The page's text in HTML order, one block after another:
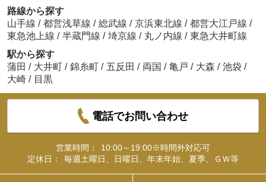
路線から探す
山手線 / 都営浅草線 / 総武線 / 京浜東北線 / 都営大江戸線 /
東急池上線 / 半蔵門線 / 埼京線 / 丸ノ内線 / 東急大井町線
駅から探す
蒲田 / 大井町 / 錦糸町 / 五反田 / 両国 / 亀戸 / 大森 / 池袋 /
大崎 / 目黒
電話でお問い合わせ
営業時間：
10:00～19:00※時間外対応可
定休日：
毎週土曜日、日曜日、年末年始、夏季、ＧＷ等